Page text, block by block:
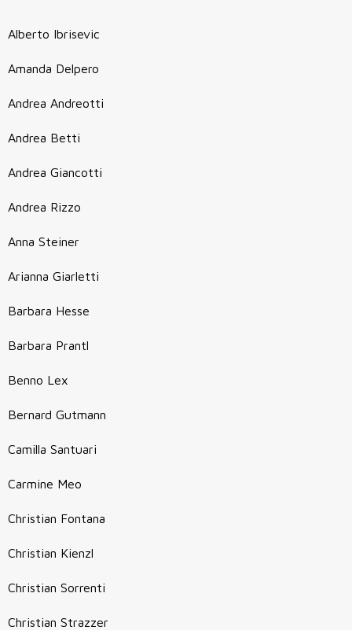
Alberto Ibrisevic
Amanda Delpero
Andrea Andreotti
Andrea Betti
Andrea Giancotti
Andrea Rizzo
Anna Steiner
Arianna Giarletti
Barbara Hesse
Barbara Prantl
Benno Lex
Bernard Gutmann
Camilla Santuari
Carmine Meo
Christian Fontana
Christian Kienzl
Christian Sorrenti
Christian Strazzer